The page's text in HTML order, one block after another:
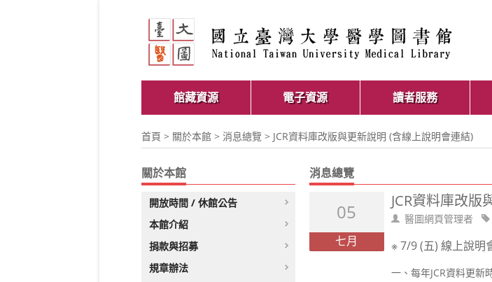
館藏資源 電子資源 讀者服務
首頁 > 關於本館 > 消息總覽 > JCR資料庫改版與更新說明 (含線上說明會連結)
關於本館
開放時間 / 休館公告
本館介紹
捐款與招募
規章辦法
消息總覽
05
七月
JCR資料庫改
醫圖網頁管理者
※ 7/9 (五) 線上說明
一、每年JCR資料更新